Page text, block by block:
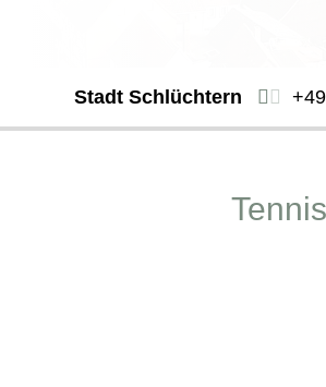
Stadt Schlüchtern